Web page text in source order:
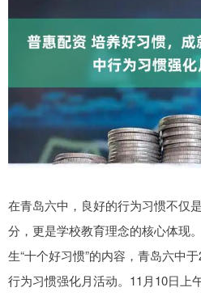
在青岛六中，良好的行为习惯不仅
分，更是学校教育理念的核心体现
生“十个好习惯”的内容，青岛六中
行为习惯强化月活动。11月10日上